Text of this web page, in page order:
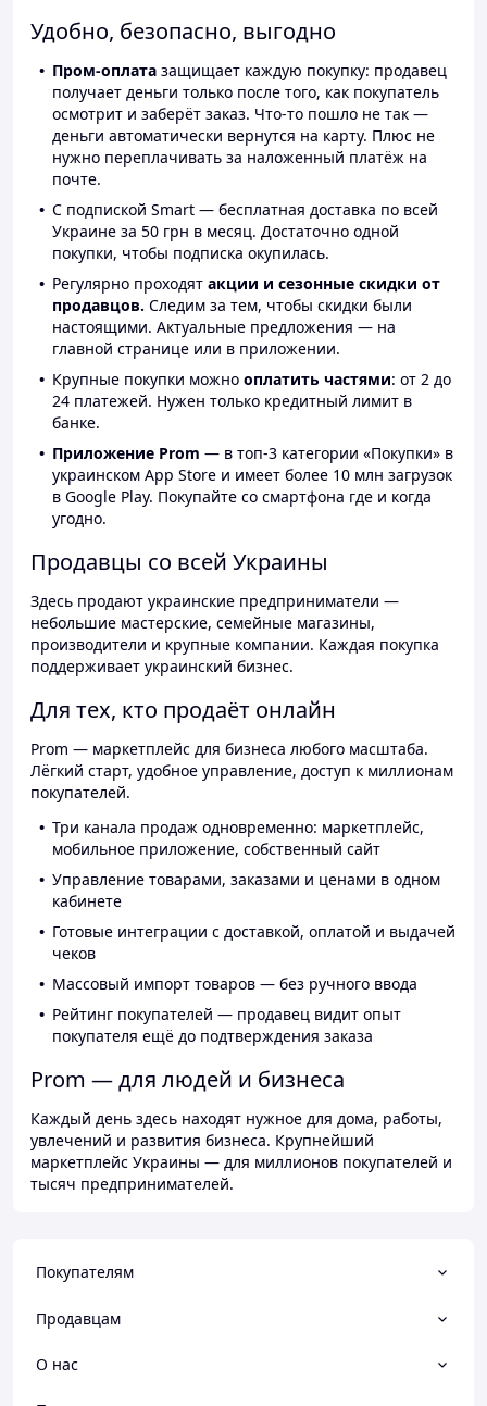
Удобно, безопасно, выгодно
Пром-оплата защищает каждую покупку: продавец
получает деньги только после того, как покупатель
осмотрит и заберёт заказ. Что-то пошло не так —
деньги автоматически вернутся на карту. Плюс не
нужно переплачивать за наложенный платёж на
почте.
С подпиской Smart — бесплатная доставка по всей
Украине за 50 грн в месяц. Достаточно одной
покупки, чтобы подписка окупилась.
Регулярно проходят акции и сезонные скидки от
продавцов. Следим за тем, чтобы скидки были
настоящими. Актуальные предложения — на
главной странице или в приложении.
Крупные покупки можно оплатить частями: от 2 до
24 платежей. Нужен только кредитный лимит в
банке.
Приложение Prom — в топ-3 категории «Покупки» в
украинском App Store и имеет более 10 млн загрузок
в Google Play. Покупайте со смартфона где и когда
угодно.
Продавцы со всей Украины
Здесь продают украинские предприниматели —
небольшие мастерские, семейные магазины,
производители и крупные компании. Каждая покупка
поддерживает украинский бизнес.
Для тех, кто продаёт онлайн
Prom — маркетплейс для бизнеса любого масштаба.
Лёгкий старт, удобное управление, доступ к миллионам
покупателей.
Три канала продаж одновременно: маркетплейс,
мобильное приложение, собственный сайт
Управление товарами, заказами и ценами в одном
кабинете
Готовые интеграции с доставкой, оплатой и выдачей
чеков
Массовый импорт товаров — без ручного ввода
Рейтинг покупателей — продавец видит опыт
покупателя ещё до подтверждения заказа
Prom — для людей и бизнеса
Каждый день здесь находят нужное для дома, работы,
увлечений и развития бизнеса. Крупнейший
маркетплейс Украины — для миллионов покупателей и
тысяч предпринимателей.
Покупателям
Продавцам
О нас